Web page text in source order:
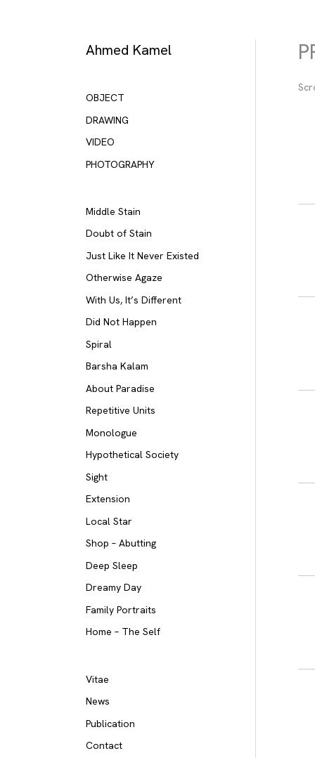
Ahmed Kamel
OBJECT
DRAWING
VIDEO
PHOTOGRAPHY
Middle Stain
Doubt of Stain
Just Like It Never Existed
Otherwise Agaze
With Us, It’s Different
Did Not Happen
Spiral
Barsha Kalam
About Paradise
Repetitive Units
Monologue
Hypothetical Society
Sight
Extension
Local Star
Shop – Abutting
Deep Sleep
Dreamy Day
Family Portraits
Home – The Self
Vitae
News
Publication
Contact